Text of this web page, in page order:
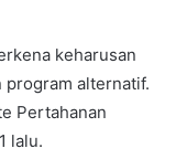
keharusan
alternatif.
Pertahanan
lalu.